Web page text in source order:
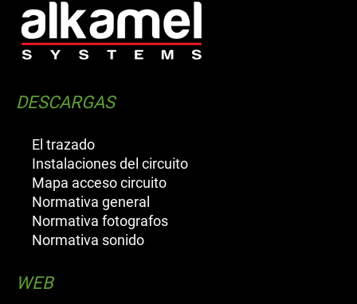
DESCARGAS
El trazado
Instalaciones del circuito
Mapa acceso circuito
Normativa general
Normativa fotografos
Normativa sonido
WEB